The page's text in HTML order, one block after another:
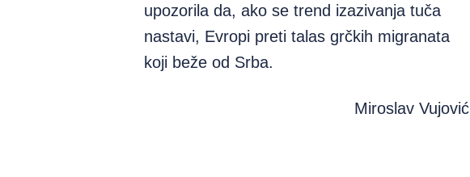
upozorila da, ako se trend izazivanja tuča
nastavi, Evropi preti talas grčkih migranata
koji beže od Srba.
Miroslav Vujović